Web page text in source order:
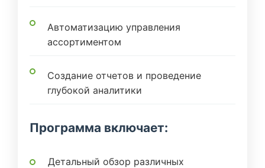
Автоматизацию управления
ассортиментом
Создание отчетов и проведение
глубокой аналитики
Программа включает:
Детальный обзор различных